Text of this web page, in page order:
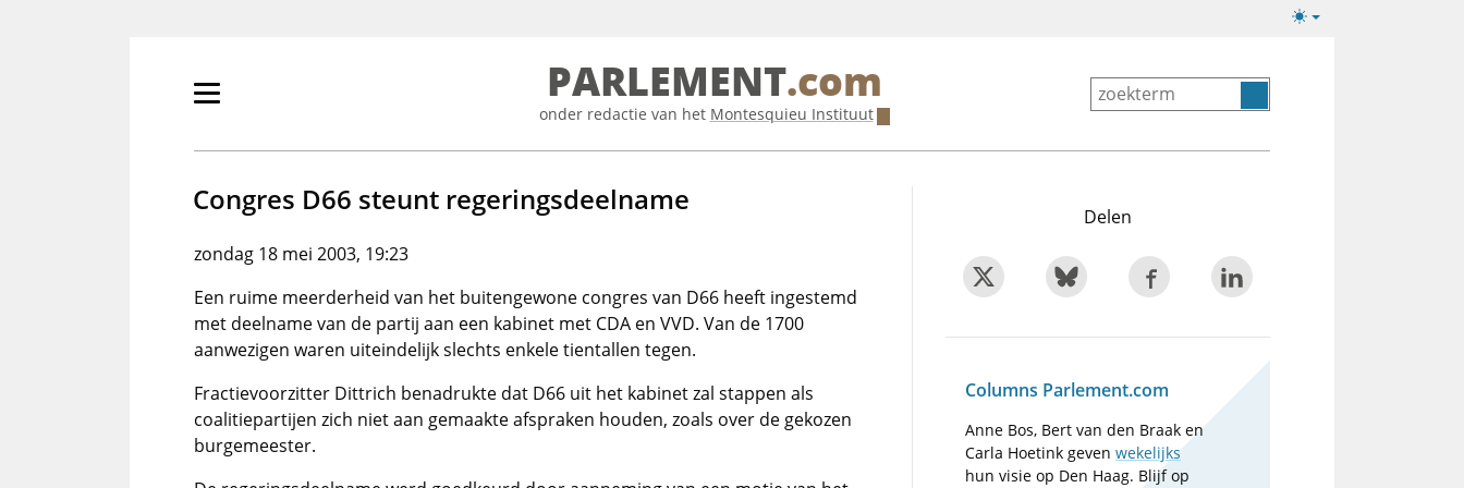
Lichte/donkere
Primair
tonen/verbergen
PARLEMENT.com
onder redactie van het Montesquieu Instituut
Congres D66 steunt regeringsdeelname
zondag 18 mei 2003, 19:23
Een ruime meerderheid van het buitengewone congres van D66 heeft ingestemd
met deelname van de partij aan een kabinet met CDA en VVD. Van de 1700
aanwezigen waren uiteindelijk slechts enkele tientallen tegen.
Fractievoorzitter Dittrich benadrukte dat D66 uit het kabinet zal stappen als
coalitiepartijen zich niet aan gemaakte afspraken houden, zoals over de gekozen
burgemeester.
Delen
Columns Parlement.com
Anne Bos, Bert van den Braak en
Carla Hoetink gevenwekelijks
hun visie op Den Haag. Blijf op